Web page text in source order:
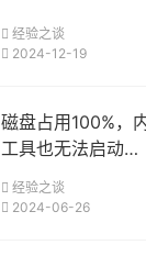
经验之谈
2024-12-19
磁盘占用100%，
工具也无法启动…
经验之谈
2024-06-26